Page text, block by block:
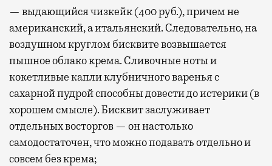
— выдающийся чизкейк (400 руб.), причем не
американский, а итальянский. Следовательно, на
воздушном круглом бисквите возвышается
пышное облако крема. Сливочные ноты и
кокетливые капли клубничного варенья с
сахарной пудрой способны довести до истерики (в
хорошем смысле). Бисквит заслуживает
отдельных восторгов — он настолько
самодостаточен, что можно подавать отдельно и
совсем без крема;